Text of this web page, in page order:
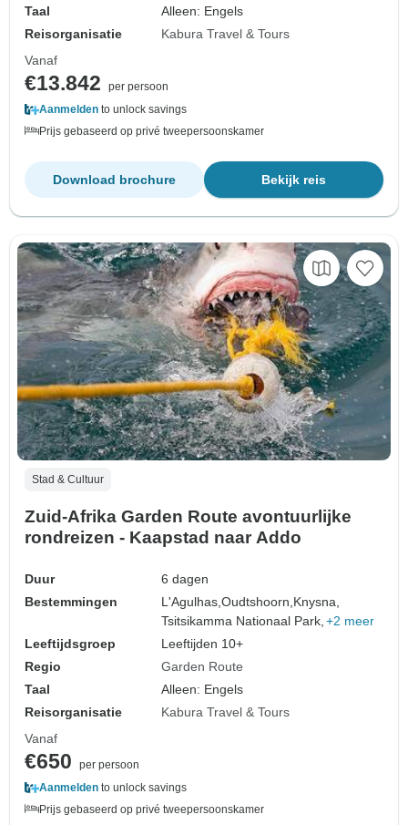
Taal
Alleen: Engels
Reisorganisatie
Kabura Travel & Tours
Vanaf
€13.842
per persoon
Aanmelden to unlock savings
Prijs gebaseerd op privé tweepersoonskamer
Bekijk reis
Download brochure
Stad & Cultuur
Zuid-Afrika Garden Route avontuurlijke
rondreizen - Kaapstad naar Addo
Duur
6 dagen
Bestemmingen
L'Agulhas,Oudtshoorn,Knysna,
Tsitsikamma Nationaal Park, +2 meer
Leeftijdsgroep
Leeftijden 10+
Regio
Garden Route
Taal
Alleen: Engels
Reisorganisatie
Kabura Travel & Tours
Vanaf
€650
per persoon
Aanmelden to unlock savings
Prijs gebaseerd op privé tweepersoonskamer